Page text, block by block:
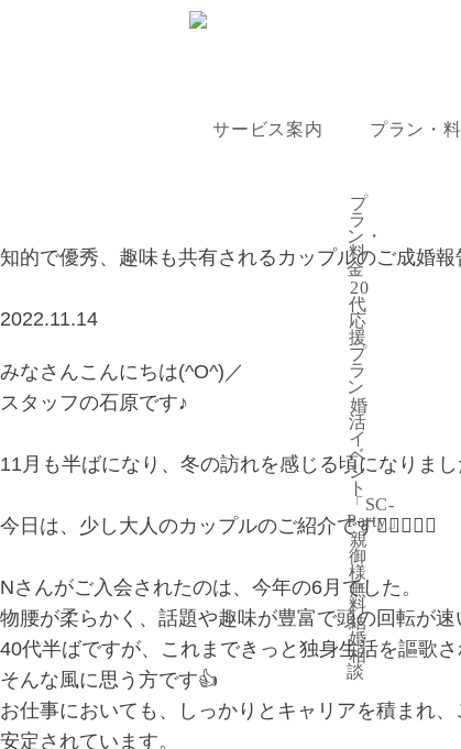
サービス案内 プラン・
プ
ラ
ン・
料
金
20
代
応
援
プ
ラ
ン
婚
活
イ
ベ
ン
ト
「SC-
Party」
親
御
様
無
料
結
婚
相
談
知的で優秀、趣味も共有されるカップルのご成婚報
2022.11.14
みなさんこんにちは(^O^)／
スタッフの石原です♪
11月も半ばになり、冬の訪れを感じる頃になりまし
今日は、少し大人のカップルのご紹介です👩🏻‍❤️‍👨🏻
Nさんがご入会されたのは、今年の6月でした。
物腰が柔らかく、話題や趣味が豊富で頭の回転が速
40代半ばですが、これまできっと独身生活を謳歌
そんな風に思う方です👍
お仕事においても、しっかりとキャリアを積まれ、
安定されています。